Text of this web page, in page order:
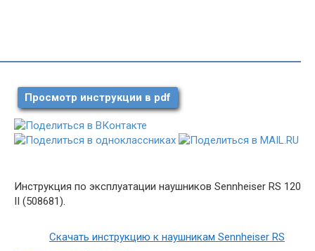
Просмотр инструкции в pdf
Инструкция по эксплуатации наушников Sennheiser RS 120
II (508681).
Скачать инструкцию к наушникам Sennheiser RS